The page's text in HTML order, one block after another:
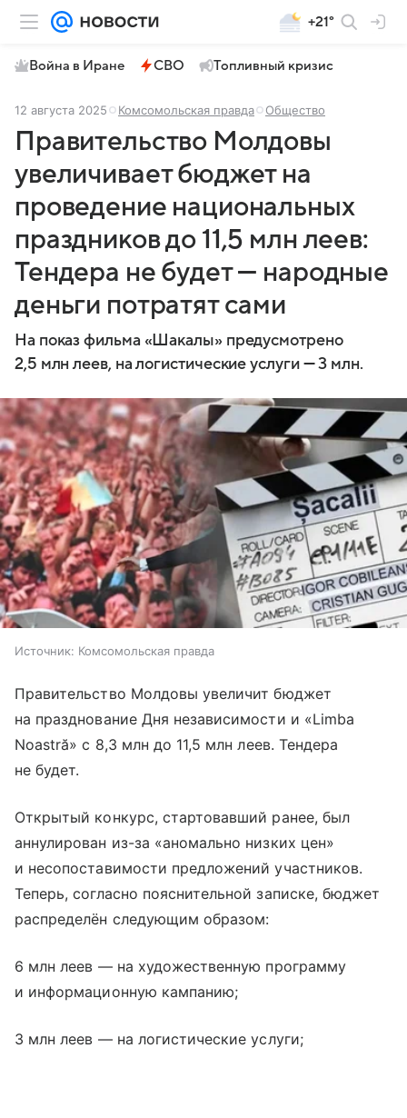
+21°
Война в Иране СВО Топливный кризис
12 августа 2025 Комсомольская правда Общество
Правительство Молдовы
увеличивает бюджет на
проведение национальных
праздников до 11,5 млн леев:
Тендера не будет — народные
деньги потратят сами
На показ фильма «Шакалы» предусмотрено
2,5 млн леев, на логистические услуги — 3 млн.
Источник: Комсомольская правда
Правительство Молдовы увеличит бюджет
на празднование Дня независимости и «Limba
Noastră» с 8,3 млн до 11,5 млн леев. Тендера
не будет.
Открытый конкурс, стартовавший ранее, был
аннулирован из-за «аномально низких цен»
и несопоставимости предложений участников.
Теперь, согласно пояснительной записке, бюджет
распределён следующим образом:
6 млн леев — на художественную программу
и информационную кампанию;
3 млн леев — на логистические услуги;